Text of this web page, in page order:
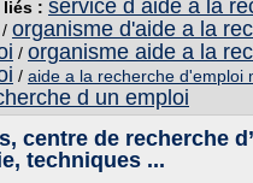
liés : service d aide a la
/ organisme d'aide a la
/ organisme aide a la
/ aide a la recherche d'emploi
d un emploi
centre de recherche
techniques ...